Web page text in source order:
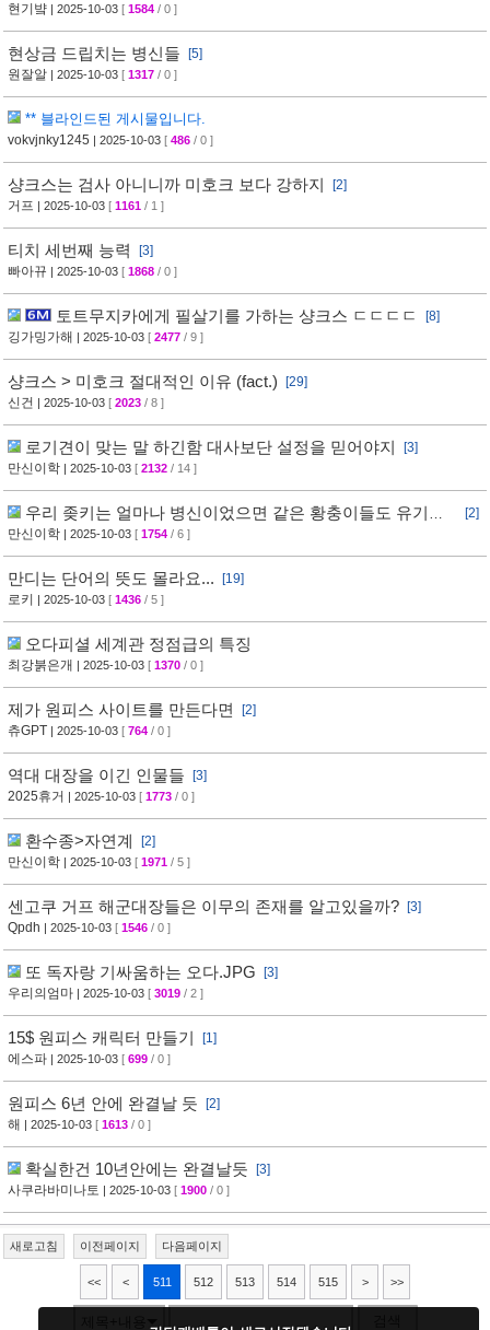
현기뱤 | 2025-10-03 [ 1584 / 0 ]
현상금 드립치는 병신들
[5]
원잘알 | 2025-10-03 [ 1317 / 0 ]
** 블라인드된 게시물입니다.
vokvjnky1245 | 2025-10-03 [ 486 / 0 ]
샹크스는 검사 아니니까 미호크 보다 강하지
[2]
거프 | 2025-10-03 [ 1161 / 1 ]
티치 세번째 능력
[3]
빠아뀨 | 2025-10-03 [ 1868 / 0 ]
토트무지카에게 필살기를 가하는 샹크스 ㄷㄷㄷㄷ
[8]
깅가밍가해 | 2025-10-03 [ 2477 / 9 ]
샹크스 > 미호크 절대적인 이유 (fact.)
[29]
신건 | 2025-10-03 [ 2023 / 8 ]
로기견이 맞는 말 하긴함 대사보단 설정을 믿어야지
[3]
만신이학 | 2025-10-03 [ 2132 / 14 ]
우리 좆키는 얼마나 병신이었으면 같은 황충이들도 유기함
ㅋㅋ
[2]
만신이학 | 2025-10-03 [ 1754 / 6 ]
만디는 단어의 뜻도 몰라요...
[19]
로키
| 2025-10-03 [ 1436 / 5 ]
오다피셜 세계관 정점급의 특징
최강붉은개 | 2025-10-03 [ 1370 / 0 ]
제가 원피스 사이트를 만든다면
[2]
츄GPT | 2025-10-03 [ 764 / 0 ]
역대 대장을 이긴 인물들
[3]
2025휴거 | 2025-10-03 [ 1773 / 0 ]
환수종>자연계
[2]
만신이학 | 2025-10-03 [ 1971 / 5 ]
센고쿠 거프 해군대장들은 이무의 존재를 알고있을까?
[3]
Qpdh | 2025-10-03 [ 1546 / 0 ]
또 독자랑 기싸움하는 오다.JPG
[3]
우리의엄마 | 2025-10-03 [ 3019 / 2 ]
15$ 원피스 캐릭터 만들기
[1]
에스파 | 2025-10-03 [ 699 / 0 ]
원피스 6년 안에 완결날 듯
[2]
해 | 2025-10-03 [ 1613 / 0 ]
확실한건 10년안에는 완결날듯
[3]
사쿠라바미나토 | 2025-10-03 [ 1900 / 0 ]
새로고침 이전페이지 다음페이지
<< < 511 512 513 514 515 > >>